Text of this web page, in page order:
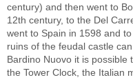
century) and then went to
12th century, to the Del
went to Spain in 1598 and
ruins of the feudal castle
Bardino Nuovo it is possible
the Tower Clock, the Italian